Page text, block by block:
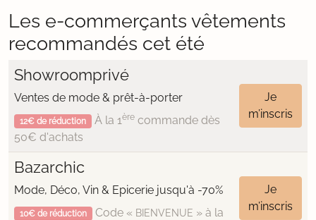
Les e-commerçants vêtements
recommandés cet été
Showroomprivé
Ventes de mode & prêt-à-porter
12€ de réduction À la 1èrecommande dès
50€ d'achats
Je
m’inscris
Bazarchic
Mode, Déco, Vin & Epicerie jusqu'à -70%
10€ de réduction Code « BIENVENUE » à la
Je
m’inscris